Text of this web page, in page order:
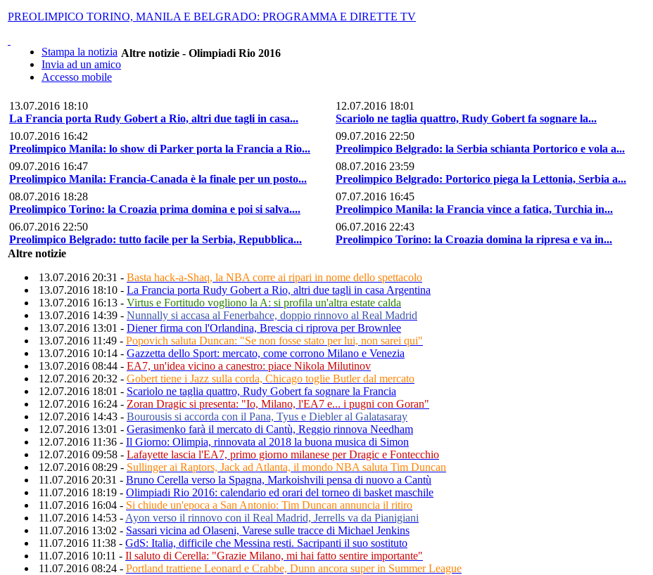
PREOLIMPICO TORINO, MANILA E BELGRADO: PROGRAMMA E DIRETTE TV
Stampa la notizia
Invia ad un amico
Accesso mobile
Altre notizie - Olimpiadi Rio 2016
13.07.2016 18:10
La Francia porta Rudy Gobert a Rio, altri due tagli in casa...
12.07.2016 18:01
Scariolo ne taglia quattro, Rudy Gobert fa sognare la...
10.07.2016 16:42
Preolimpico Manila: lo show di Parker porta la Francia a Rio...
09.07.2016 22:50
Preolimpico Belgrado: la Serbia schianta Portorico e vola a...
09.07.2016 16:47
Preolimpico Manila: Francia-Canada è la finale per un posto...
08.07.2016 23:59
Preolimpico Belgrado: Portorico piega la Lettonia, Serbia a...
08.07.2016 18:28
Preolimpico Torino: la Croazia prima domina e poi si salva....
07.07.2016 16:45
Preolimpico Manila: la Francia vince a fatica, Turchia in...
06.07.2016 22:50
Preolimpico Belgrado: tutto facile per la Serbia, Repubblica...
06.07.2016 22:43
Preolimpico Torino: la Croazia domina la ripresa e va in...
Altre notizie
13.07.2016 20:31 - Basta hack-a-Shaq, la NBA corre ai ripari in nome dello spettacolo
13.07.2016 18:10 - La Francia porta Rudy Gobert a Rio, altri due tagli in casa Argentina
13.07.2016 16:13 - Virtus e Fortitudo vogliono la A: si profila un'altra estate calda
13.07.2016 14:39 - Nunnally si accasa al Fenerbahce, doppio rinnovo al Real Madrid
13.07.2016 13:01 - Diener firma con l'Orlandina, Brescia ci riprova per Brownlee
13.07.2016 11:49 - Popovich saluta Duncan: "Se non fosse stato per lui, non sarei qui"
13.07.2016 10:14 - Gazzetta dello Sport: mercato, come corrono Milano e Venezia
13.07.2016 08:44 - EA7, un'idea vicino a canestro: piace Nikola Milutinov
12.07.2016 20:32 - Gobert tiene i Jazz sulla corda, Chicago toglie Butler dal mercato
12.07.2016 18:01 - Scariolo ne taglia quattro, Rudy Gobert fa sognare la Francia
12.07.2016 16:24 - Zoran Dragic si presenta: "Io, Milano, l'EA7 e... i pugni con Goran"
12.07.2016 14:43 - Bourousis si accorda con il Pana, Tyus e Diebler al Galatasaray
12.07.2016 13:01 - Gerasimenko farà il mercato di Cantù, Reggio rinnova Needham
12.07.2016 11:36 - Il Giorno: Olimpia, rinnovata al 2018 la buona musica di Simon
12.07.2016 09:58 - Lafayette lascia l'EA7, primo giorno milanese per Dragic e Fontecchio
12.07.2016 08:29 - Sullinger ai Raptors, Jack ad Atlanta, il mondo NBA saluta Tim Duncan
11.07.2016 20:31 - Bruno Cerella verso la Spagna, Markoishvili pensa di nuovo a Cantù
11.07.2016 18:19 - Olimpiadi Rio 2016: calendario ed orari del torneo di basket maschile
11.07.2016 16:04 - Si chiude un'epoca a San Antonio: Tim Duncan annuncia il ritiro
11.07.2016 14:53 - Ayon verso il rinnovo con il Real Madrid, Jerrells va da Pianigiani
11.07.2016 13:02 - Sassari vicina ad Olaseni, Varese sulle tracce di Michael Jenkins
11.07.2016 11:38 - GdS: Italia, difficile che Messina resti. Sacripanti il suo sostituto
11.07.2016 10:11 - Il saluto di Cerella: "Grazie Milano, mi hai fatto sentire importante"
11.07.2016 08:24 - Portland trattiene Leonard e Crabbe, Dunn ancora super in Summer League